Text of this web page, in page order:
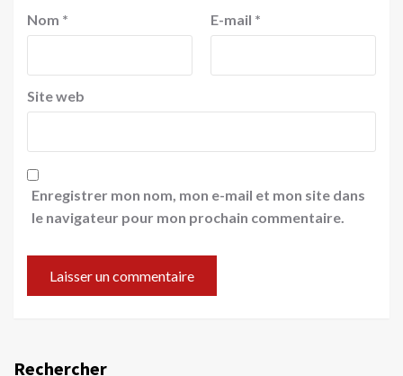
Nom * E-mail *
Site web
Enregistrer mon nom, mon e-mail et mon site dans
le navigateur pour mon prochain commentaire.
Rechercher